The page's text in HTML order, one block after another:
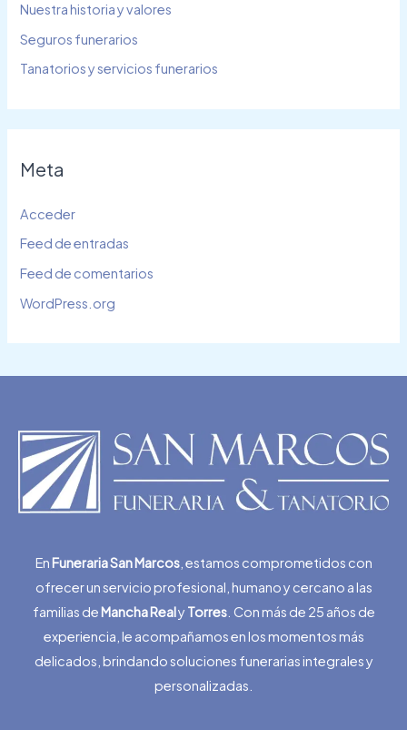
Nuestra historia y valores
Seguros funerarios
Tanatorios y servicios funerarios
Meta
Acceder
Feed de entradas
Feed de comentarios
WordPress.org
EnFuneraria San Marcos, estamos comprometidos con
ofrecer un servicio profesional, humano y cercano a las
familias deMancha Realy Torres. Con más de 25 años de
experiencia, le acompañamos en los momentos más
delicados, brindando soluciones funerarias integrales y
personalizadas.